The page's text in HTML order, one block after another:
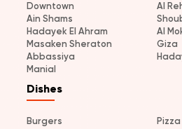
Downtown
Al
Ain Shams
Hadayek El Ahram
Al
Masaken Sheraton
Giza
Abbassiya
Manial
Dishes
Burgers
Pizza